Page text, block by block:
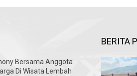
Bersama Anggota
Di Wisata Lembah
BERITA